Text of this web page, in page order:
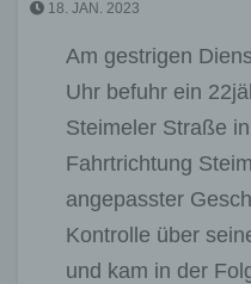
18. JAN. 2023
Am gestrigen
Uhr befuhr ein
Steimeler Straße
Fahrtrichtung
angepasster
Kontrolle über
und kam in der